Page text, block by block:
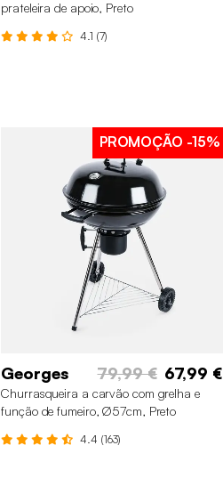
prateleira de apoio, Preto
4.1 (7)
PROMOÇÃO -15%
Georges 79,99 € 67,99 €
Churrasqueira a carvão com grelha e
função de fumeiro, Ø57cm, Preto
4.4 (163)